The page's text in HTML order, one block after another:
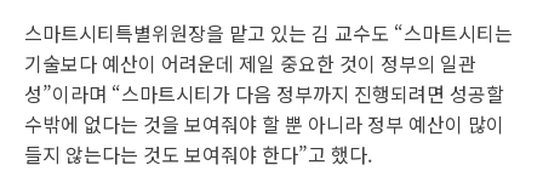
스마트시티특별위원장을 맡고 있는 김 교수도 “스마트시티는
기술보다 예산이 어려운데 제일 중요한 것이 정부의 일관
성”이라며 “스마트시티가 다음 정부까지 진행되려면 성공할
수밖에 없다는 것을 보여줘야 할 뿐 아니라 정부 예산이 많이
들지 않는다는 것도 보여줘야 한다”고 했다.